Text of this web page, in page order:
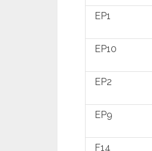
EP1
EP10
EP2
EP9
F14